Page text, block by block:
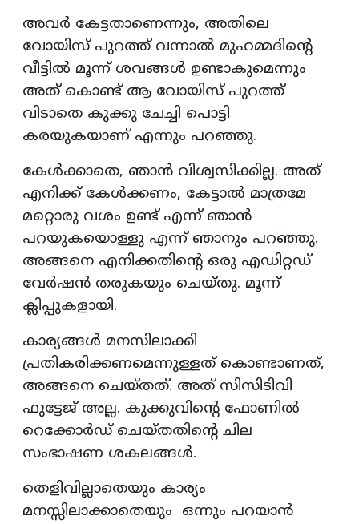
അവര്‍ കേട്ടതാണെന്നും, അതിലെ
വോയിസ് പുറത്ത് വന്നാല്‍ മുഹമ്മദിന്റെ
വീട്ടില്‍ മൂന്ന് ശവങ്ങള്‍ ഉണ്ടാകുമെന്നും
അത് കൊണ്ട് ആ വോയിസ് പുറത്ത്
വിടാതെ കുക്കു ചേച്ചി പൊട്ടി
കരയുകയാണ് എന്നും പറഞ്ഞു.
കേള്‍ക്കാതെ, ഞാന്‍ വിശ്വസിക്കില്ല. അത്
എനിക്ക് കേള്‍ക്കണം, കേട്ടാല്‍ മാത്രമേ
മറ്റൊരു വശം ഉണ്ട് എന്ന് ഞാന്‍
പറയുകയൊള്ളു എന്ന് ഞാനും പറഞ്ഞു.
അങ്ങനെ എനിക്കതിന്റെ ഒരു എഡിറ്റഡ്
വേര്‍ഷന്‍ തരുകയും ചെയ്തു. മൂന്ന്
ക്ലിപ്പുകളായി.
കാര്യങ്ങള്‍ മനസിലാക്കി
പ്രതികരിക്കണമെന്നുള്ളത് കൊണ്ടാണത്,
അങ്ങനെ ചെയ്തത്. അത് സിസിടിവി
ഫുട്ടേജ് അല്ല. കുക്കുവിന്റെ ഫോണില്‍
റെക്കോര്‍ഡ് ചെയ്തതിന്റെ ചില
സംഭാഷണ ശകലങ്ങള്‍.
തെളിവില്ലാതെയും കാര്യം
മനസ്സിലാക്കാതെയും ഒന്നും പറയാന്‍